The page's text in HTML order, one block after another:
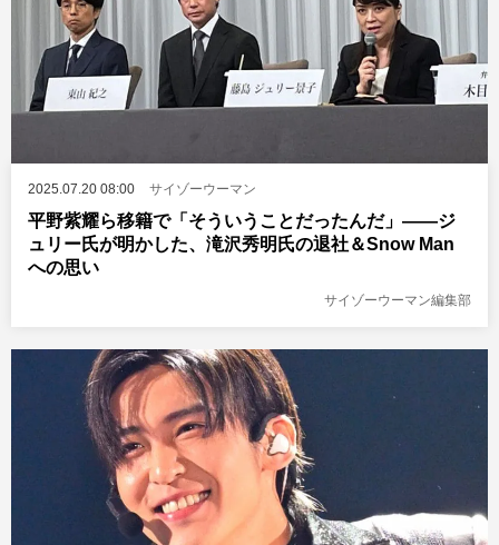
2025.07.20 08:00 サイゾーウーマン
平野紫耀ら移籍で「そういうことだったんだ」――ジ
ュリー氏が明かした、滝沢秀明氏の退社＆Snow Man
への思い
サイゾーウーマン編集部